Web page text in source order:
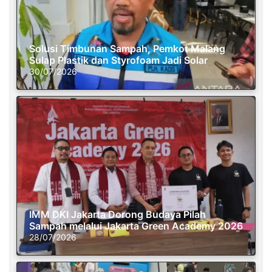
Solusi Timbunan Sampah, Pemkot Malang
Sulap Plastik dan Styrofoam Jadi Solar
30/07/2026
IMM DKI Jakarta Dorong Budaya Pilah
Sampah melalui Jakarta Green Academy 2026
28/07/2026